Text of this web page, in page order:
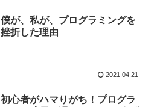
僕が、私が、プログラミングを
挫折した理由
2021.04.21
初心者がハマりがち！プログラ